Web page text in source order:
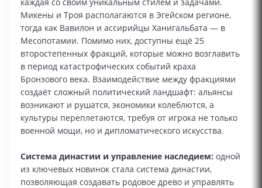
Микены и Троя располагаются в Эгейском регионе,
тогда как Вавилон и ассирийцы Ханигальбата — в
Месопотамии. Помимо них, доступны ещё 25
второстепенных фракций, которые можно возглавить
в период катастрофических событий краха
Бронзового века. Взаимодействие между фракциями
создаёт сложный политический ландшафт: альянсы
возникают и рушатся, экономики колеблются, а
культуры переплетаются, требуя от игрока не только
военной мощи, но и дипломатического искусства.
Система династии и управление наследием: одной
из ключевых новинок стала система династии,
позволяющая создавать родовое древо и управлять